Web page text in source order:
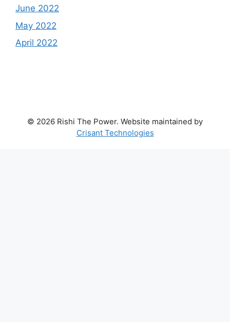
June 2022
May 2022
April 2022
© 2026 Rishi The Power. Website maintained by
Crisant Technologies